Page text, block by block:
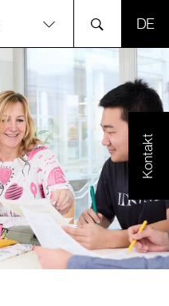
Kontakt